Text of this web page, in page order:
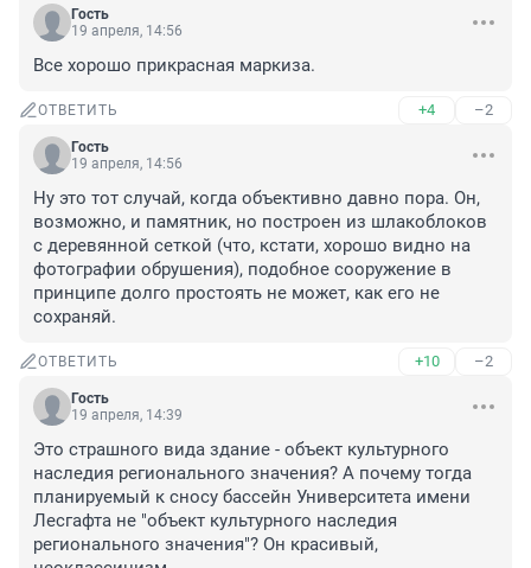
Гость
19 апреля, 14:56
Все хорошо прикрасная маркиза.
ОТВЕТИТЬ +4 –2
Гость
19 апреля, 14:56
Ну это тот случай, когда объективно давно пора. Он,
возможно, и памятник, но построен из шлакоблоков
с деревянной сеткой (что, кстати, хорошо видно на
фотографии обрушения), подобное сооружение в
принципе долго простоять не может, как его не
сохраняй.
ОТВЕТИТЬ +10 –2
Гость
19 апреля, 14:39
Это страшного вида здание - объект культурного
наследия регионального значения? А почему тогда
планируемый к сносу бассейн Университета имени
Лесгафта не "объект культурного наследия
регионального значения"? Он красивый,